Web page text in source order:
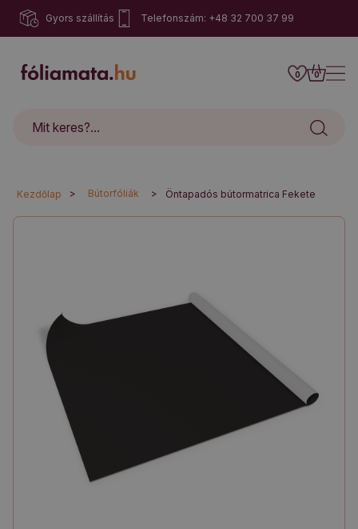
Gyors szállítás Telefonszám: +48 32 700 37 99
0 0
Kezdőlap > Bútorfóliák > Öntapadós bútormatrica Fekete